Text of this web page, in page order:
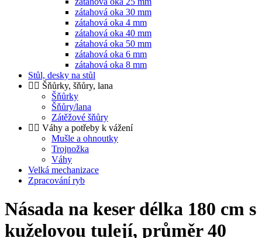
zátahová oka 30 mm
zátahová oka 4 mm
zátahová oka 40 mm
zátahová oka 50 mm
zátahová oka 6 mm
zátahová oka 8 mm
Stůl, desky na stůl
Šňůrky, šňůry, lana
Šňůrky
Šňůry/lana
Zátěžové šňůry
Váhy a potřeby k vážení
Mušle a ohnoutky
Trojnožka
Váhy
Velká mechanizace
Zpracování ryb
Násada na keser délka 180 cm s
kuželovou tulejí, průměr 40